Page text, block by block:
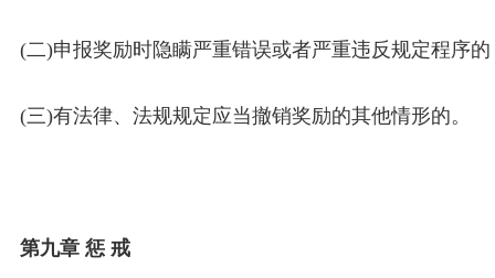
(二)申报奖励时隐瞒严重错误或者严重违反规定程序的
(三)有法律、法规规定应当撤销奖励的其他情形的。
第九章 惩 戒